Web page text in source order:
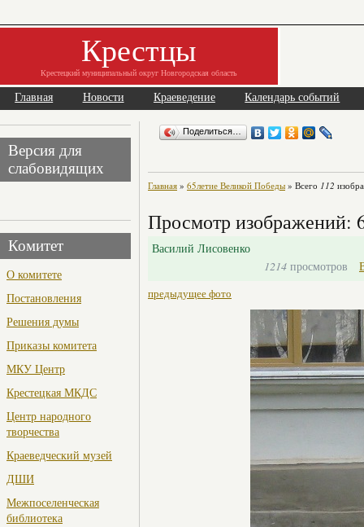
Крестцы
Крестецкий муниципальный округ Новгородская область
Главная Новости Краеведение Календарь событий
Версия для
слабовидящих
Комитет
О комитете
Постановления
Решения думы
Приказы комитета
МКУ Центр
Крестецкая МКДС
Центр народного
творчества
Краеведческий музей
ДШИ
Межпоселенческая
библиотека
Поделиться…
Главная » 65летие Великой Победы » Всего 112
Просмотр изображений:
Василий Лисовенко
1214 просмотров
предыдущее фото